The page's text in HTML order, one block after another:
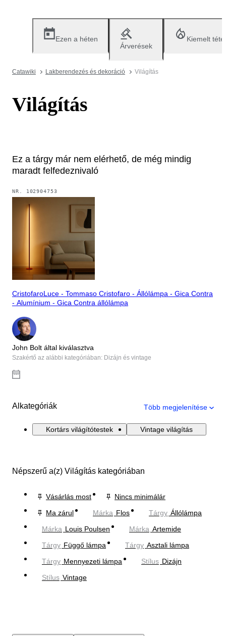
Ezen a héten
Árverések
Kiemelt
Catawiki Lakberendezés és dekoráció Világítás
Világítás
Ez a tárgy már nem elérhető, de még mindig
maradt felfedeznivaló
NR. 102904753
CristofaroLuce - Tommaso Cristofaro - Állólámpa - Gica Contra
- Alumínium - Gica Contra állólámpa
John Bolt által kiválasztva
Szakértő az alábbi kategóriában: Dizájn és vintage
Alkategóriák Több megjelenítése
Kortárs világítótestek Vintage világítás
Népszerű a(z) Világítás kategóriában
Vásárlás most
Nincs minimálár
Ma zárul
Márka Flos Tárgy Állólámpa
Márka Louis Poulsen Márka Artemide
Tárgy Függő lámpa Tárgy Asztali lámpa
Tárgy Mennyezeti lámpa Stílus Dizájn
Stílus Vintage